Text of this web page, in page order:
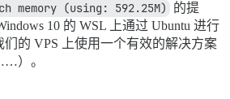
memory (using: 592.25M)
的提
10 的 WSL 上通过 Ubuntu 进行
的 VPS 上使用一个有效的解决方案
）。